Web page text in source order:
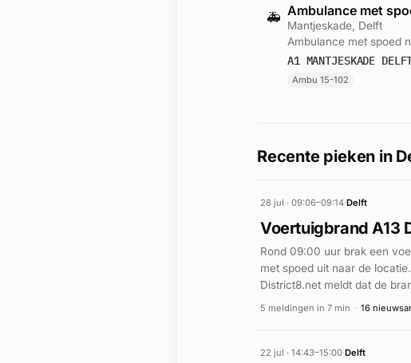
🚑 Ambulance met
Mantjeskade, Delft
Ambulance met spoed
A1 MANTJESKADE
Ambu 15-102
Recente pieken in
28 jul · 09:06–09:14·Delft
Voertuigbrand A13
Rond 09:00 uur brak een
met spoed uit naar de
District8.net meldt dat de
constructies in de omgeving.
5 meldingen in 7 min · 16
22 jul · 14:43–15:00·Delft